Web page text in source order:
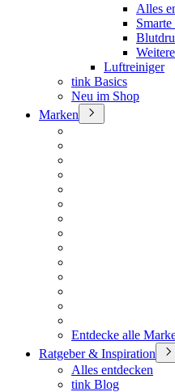
Alles
Smarte
Luftreiniger
tink Basics
Neu im Shop
Marken
Entdecke alle
Ratgeber & Inspiration
Alles entdecken
tink Blog